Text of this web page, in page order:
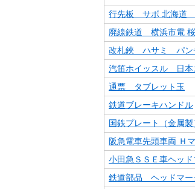
行先板 サボ 北海道
廃線鉄道 横浜市電
改札鋏 ハサミ パン
汽笛ホイッスル 日
通票 タブレット玉
鉄道ブレーキハンドル
国鉄プレート（金属
阪急電車先頭車両 Ｈ
小田急ＳＳＥ車ヘッ
鉄道部品 ヘッドマ